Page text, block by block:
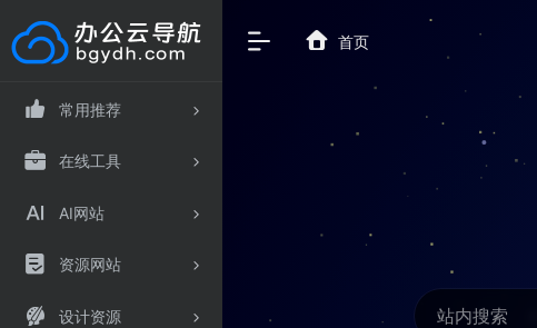
常用推荐
在线工具
AI网站
资源网站
设计资源
首页